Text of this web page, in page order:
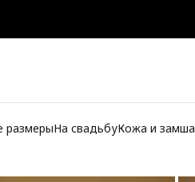
размерыНа свадьбуКожа и замша